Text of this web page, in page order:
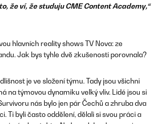
že ví, že studuju CME Content Academy,“
hlavních reality shows TV Nova: ze
Jak bys tyhle dvě zkušenosti porovnala?
je ve složení týmu. Tady jsou všichni
na týmovou dynamiku velký vliv. Lidé jsou si
nás bylo jen pár Čechů a zhruba dva
Ti byli často oddělení, dělali si svou práci a